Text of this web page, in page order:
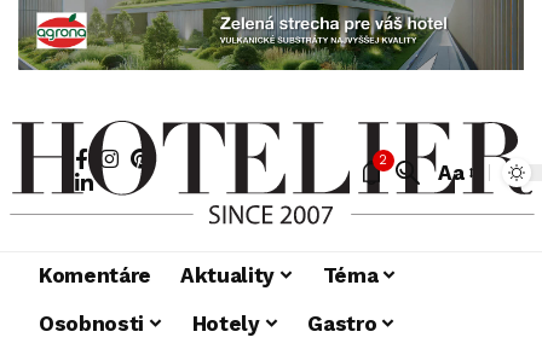
2
Aa
Komentáre Aktuality
Téma
Osobnosti
Hotely
Gastro